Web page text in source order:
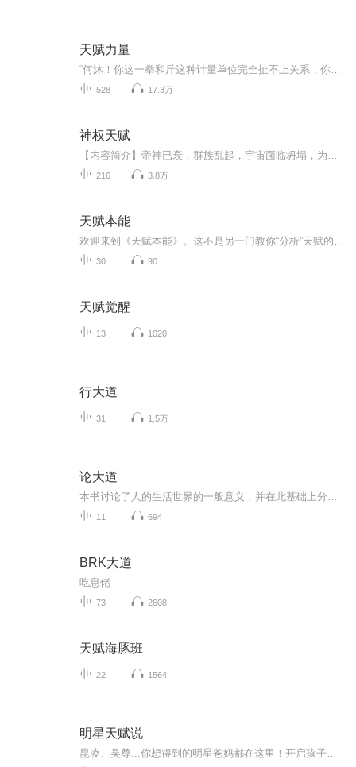
天赋力量
528 17.3万
神权天赋
216 3.8万
天赋本能
30 90
天赋觉醒
13 1020
行大道
31 1.5万
论大道
11 694
BRK大道
吃息佬
73 2608
天赋海豚班
22 1564
明星天赋说